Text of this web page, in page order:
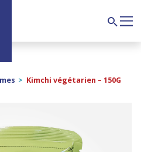
> Kimchi végétarien – 150G